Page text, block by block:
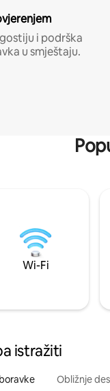
i podrška
u smještaju.
Wi-Fi
istražiti
Obližnje